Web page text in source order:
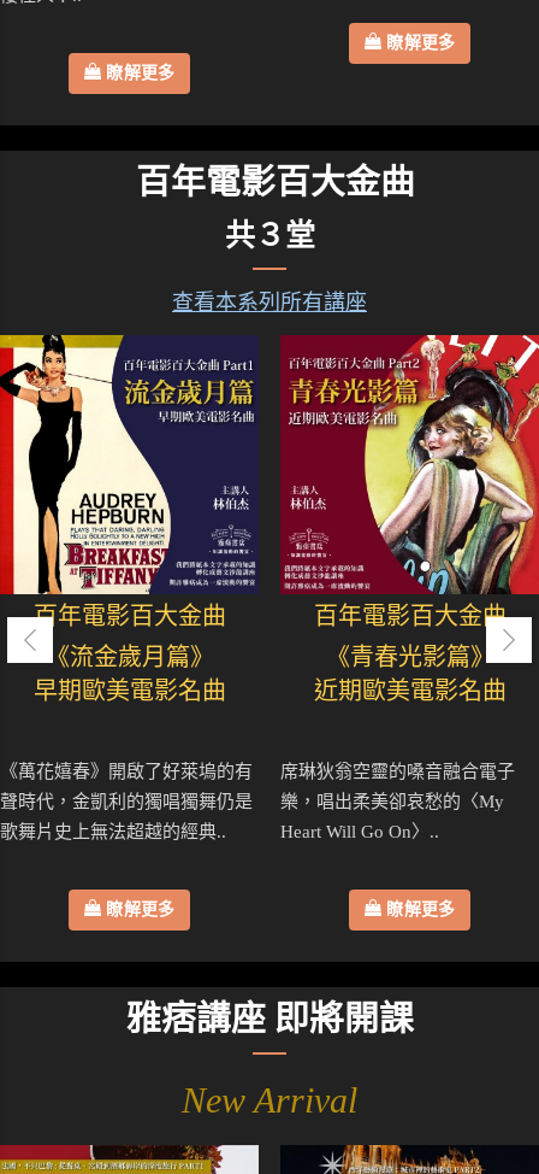
瞭解更多
瞭解更多
百年電影百大金曲
共３堂
查看本系列所有講座
百年電影百大金曲
《流金歲月篇》
早期歐美電影名曲
《萬花嬉春》開啟了好萊塢的有
聲時代，金凱利的獨唱獨舞仍是
歌舞片史上無法超越的經典..
瞭解更多
百年電影百大金曲
《青春光影篇》
近期歐美電影名曲
席琳狄翁空靈的嗓音融合電子
樂，唱出柔美卻哀愁的〈My
Heart Will Go On〉..
瞭解更多
雅痞講座 即將開課
New Arrival